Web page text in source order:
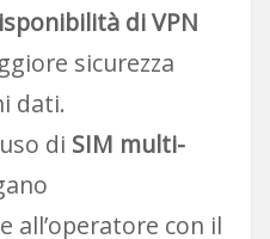
di VPN
sicurezza
dati.
di SIM multi-
all’operatore con il